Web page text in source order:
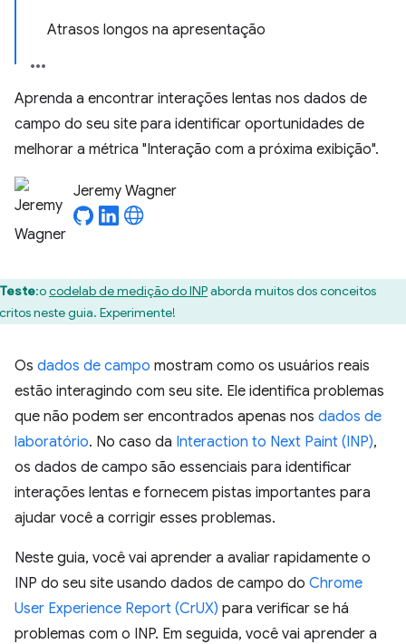
Atrasos longos na apresentação
Aprenda a encontrar interações lentas nos dados de
campo do seu site para identificar oportunidades de
melhorar a métrica "Interação com a próxima exibição".
Jeremy Wagner
Teste:ocodelab de medição do INPaborda muitos dos conceitos
neste guia. Experimente!
Os dados de campo mostram como os usuários reais
estão interagindo com seu site. Ele identifica problemas
que não podem ser encontrados apenas nos dados de
laboratório. No caso da Interaction to Next Paint (INP),
os dados de campo são essenciais para identificar
interações lentas e fornecem pistas importantes para
ajudar você a corrigir esses problemas.
Neste guia, você vai aprender a avaliar rapidamente o
INP do seu site usando dados de campo do Chrome
User Experience Report (CrUX) para verificar se há
problemas com o INP. Em seguida, você vai aprender a